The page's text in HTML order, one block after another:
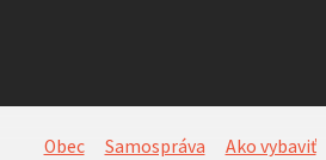
Obec Samospráva Ako vybaviť